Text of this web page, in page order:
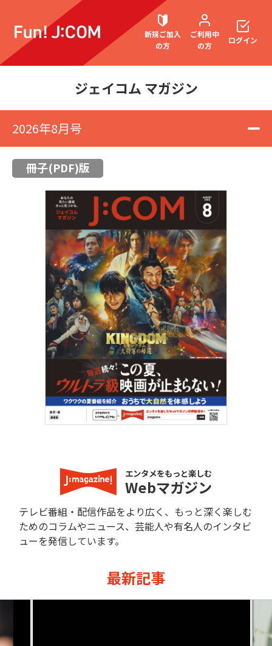
新規ご加入
の方
ご利用中
の方
契約内容確認・変更
ウェブメール マガジン
ログイン
ジェイコム マガジン
2026年8月号
冊子(PDF)版
エンタメをもっと楽しむ
Webマガジン
テレビ番組・配信作品をより広く、もっと深く楽しむ
ためのコラムやニュース、芸能人や有名人のインタビ
ューを発信しています。
最新記事